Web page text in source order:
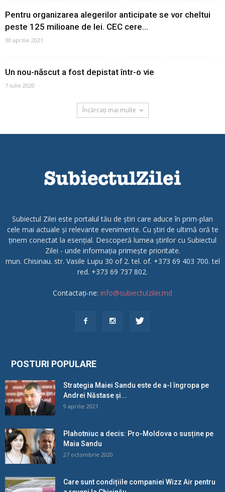
Pentru organizarea alegerilor anticipate se vor cheltui
peste 125 milioane de lei. CEC cere...
30 aprilie 2021
Un nou-născut a fost depistat într-o vie
7 iulie 2020
Încărcați mai multe
Subiectul Zilei este portalul tău de știri care aduce în prim-plan
cele mai actuale și relevante evenimente. Cu știri de ultimă oră te
ținem conectat la esențial. Descoperă lumea știrilor cu Subiectul
Zilei - unde informația primește prioritate.
mun. Chisinau. str. Vasile Lupu 30 of 2. tel. of. +373 69 403 700. tel
red. +373 69 737 802.
Contactați-ne: info@subiectulzilei.md
POSTURI POPULARE
Strategia Maiei Sandu este de a-l îngropa pe
Andrei Năstase și...
9 aprilie 2021
Plahotniuc a decis: Pro-Moldova o susține pe
Maia Sandu
27 octombrie 2020
Care sunt condițiile companiei Wizz Air pentru